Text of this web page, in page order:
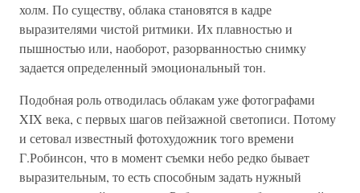
холм. По существу, облака становятся в кадре
выразителями чистой ритмики. Их плавностью и
пышностью или, наоборот, разорванностью снимку
задается определенный эмоциональный тон.
Подобная роль отводилась облакам уже фотографами
XIX века, с первых шагов пейзажной светописи. Потому
и сетовал известный фотохудожник того времени
Г.Робинсон, что в момент съемки небо редко бывает
выразительным, то есть способным задать нужный